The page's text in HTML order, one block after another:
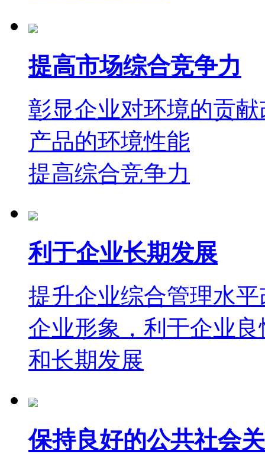
提高市场综合竞争力
彰显企业对环境的贡献
产品的环境性能
提高综合竞争力
利于企业长期发展
提升企业综合管理水平
企业形象，利于企业良
和长期发展
保持良好的公共社会